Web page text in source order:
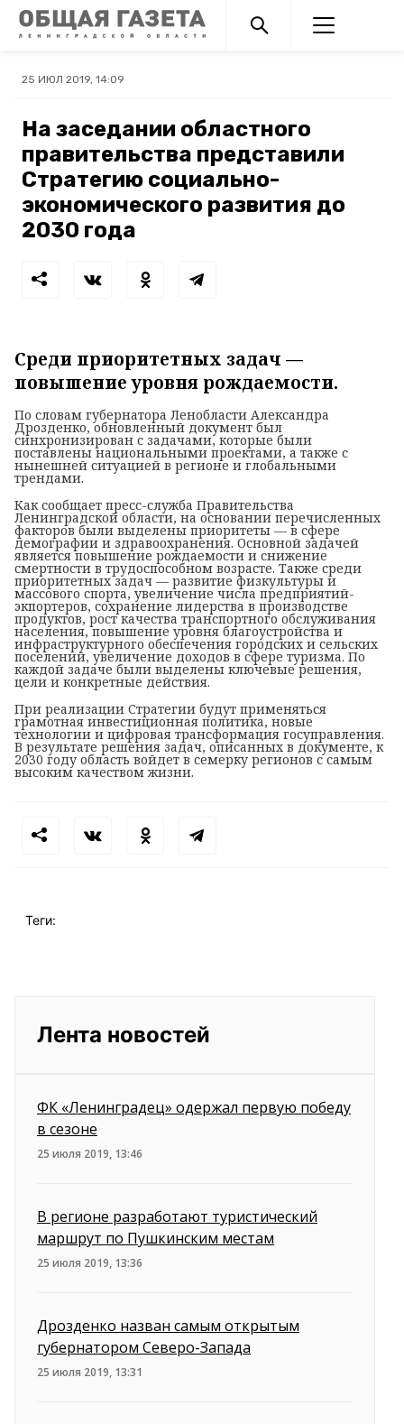
25 ИЮЛ 2019, 14:09
На заседании областного
правительства представили
Стратегию социально-
экономического развития до
2030 года
Среди приоритетных задач —
повышение уровня рождаемости.
По словам губернатора Ленобласти Александра
Дрозденко, обновленный документ был
синхронизирован с задачами, которые были
поставлены национальными проектами, а также с
нынешней ситуацией в регионе и глобальными
трендами.
Как сообщает пресс-служба Правительства
Ленинградской области, на основании перечисленных
факторов были выделены приоритеты — в сфере
демографии и здравоохранения. Основной задачей
является повышение рождаемости и снижение
смертности в трудоспособном возрасте. Также среди
приоритетных задач — развитие физкультуры и
массового спорта, увеличение числа предприятий-
экпортеров, сохранение лидерства в производстве
продуктов, рост качества транспортного обслуживания
населения, повышение уровня благоустройства и
инфраструктурного обеспечения городских и сельских
поселений, увеличение доходов в сфере туризма. По
каждой задаче были выделены ключевые решения,
цели и конкретные действия.
При реализации Стратегии будут применяться
грамотная инвестиционная политика, новые
технологии и цифровая трансформация госуправления.
В результате решения задач, описанных в документе, к
2030 году область войдет в семерку регионов с самым
высоким качеством жизни.
Теги:
Лента новостей
ФК «Ленинградец» одержал первую победу
в сезоне
25 июля 2019, 13:46
В регионе разработают туристический
маршрут по Пушкинским местам
25 июля 2019, 13:36
Дрозденко назван самым открытым
губернатором Северо-Запада
25 июля 2019, 13:31